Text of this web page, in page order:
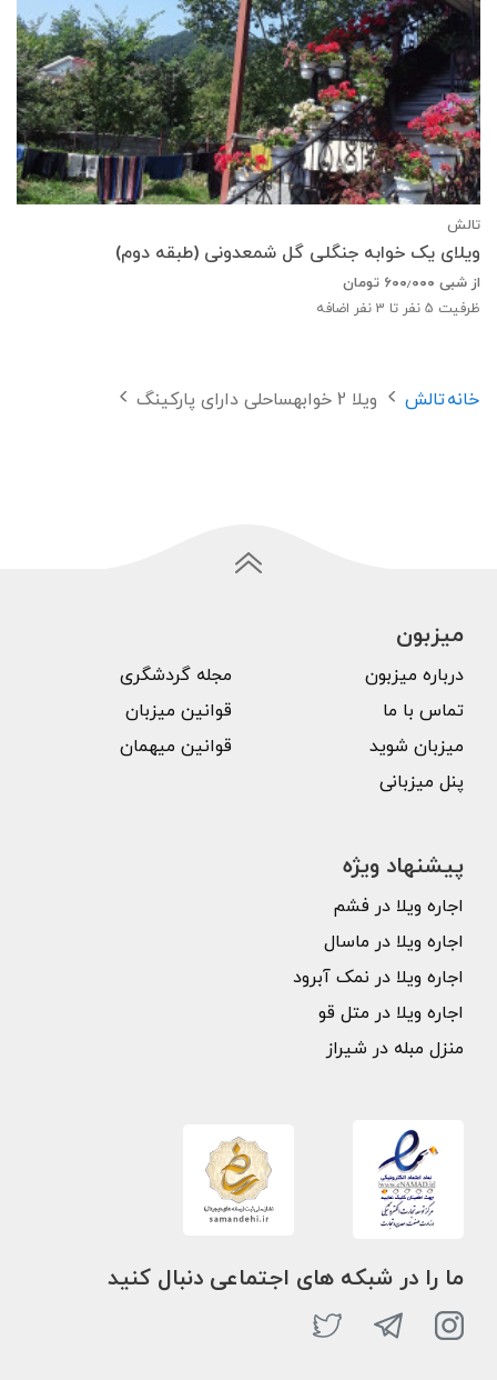
تالش
ویلای یک خوابه جنگلی گل شمعدونی (طبقه دوم)
از شبی ۶۰۰٫۰۰۰ تومان
ظرفیت 5 نفر تا 3 نفر اضافه
خانهتالش ویلا 2 خوابهساحلی دارای پارکینگ
میزبون
درباره میزبون
تماس با ما
میزبان شوید
پنل میزبانی
مجله گردشگری
قوانین میزبان
قوانین میهمان
پیشنهاد ویژه
اجاره ویلا در فشم
اجاره ویلا در ماسال
اجاره ویلا در نمک آبرود
اجاره ویلا در متل قو
منزل مبله در شیراز
ما را در شبکه های اجتماعی دنبال کنید